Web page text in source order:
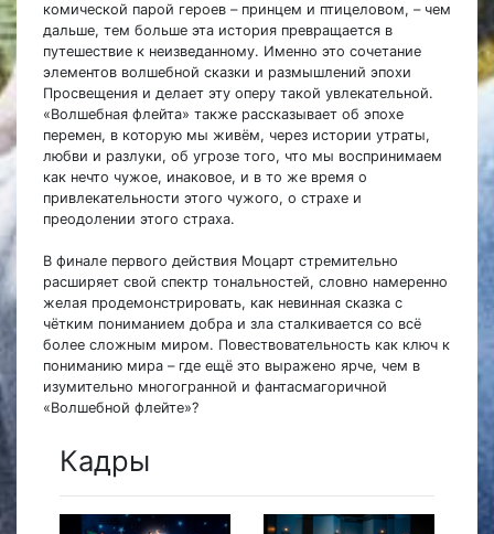
комической парой героев – принцем и птицеловом, – чем
дальше, тем больше эта история превращается в
путешествие к неизведанному. Именно это сочетание
элементов волшебной сказки и размышлений эпохи
Просвещения и делает эту оперу такой увлекательной.
«Волшебная флейта» также рассказывает об эпохе
перемен, в которую мы живём, через истории утраты,
любви и разлуки, об угрозе того, что мы воспринимаем
как нечто чужое, инаковое, и в то же время о
привлекательности этого чужого, о страхе и
преодолении этого страха.
В финале первого действия Моцарт стремительно
расширяет свой спектр тональностей, словно намеренно
желая продемонстрировать, как невинная сказка с
чётким пониманием добра и зла сталкивается со всё
более сложным миром. Повествовательность как ключ к
пониманию мира – где ещё это выражено ярче, чем в
изумительно многогранной и фантасмагоричной
«Волшебной флейте»?
Кадры